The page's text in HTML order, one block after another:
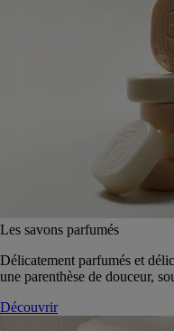
Les savons parfumés
Délicatement parfumés et
une parenthèse de douceur,
Découvrir